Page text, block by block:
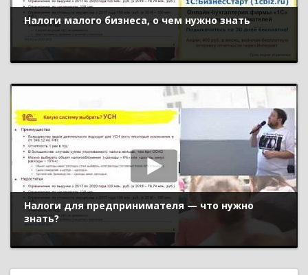
Налоги малого бизнеса, о чем нужно знать
Налоги для предпринимателя — что нужно
знать?